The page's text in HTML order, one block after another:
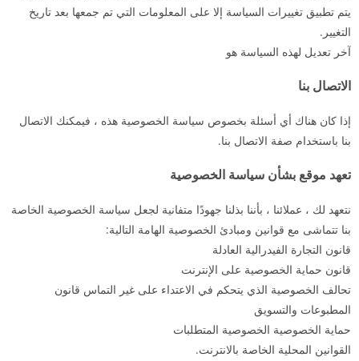
يتم تطبيق تغييرات السياسة إلا على المعلومات التي تم جمعها بعد تاريخ
التغيير.
آخر تعديل لهذه السياسة هو
الاتصال بنا
إذا كان هناك أي أسئلة بخصوص سياسة الخصوصية هذه ، فيمكنك الاتصال
بنا باستخدام صفة الاتصال بنا.
تعهد موقع بشأن سياسة الخصوصية
نتعهد لك ، عملائنا ، بأننا بذلنا جهودًا متفانية لجعل سياسة الخصوصية الخاصة
بنا تتماشى مع قوانين ومبادئ الخصوصية الهامة التالية:
قانون التجارة الفيدرالية العادلة
قانون حماية الخصوصية على الإنترنت
تحالف الخصوصية الذي يتحكم في الاعتداء على غير التماس قانون
المطبوعات والتسويق
حماية الخصوصية الخصوصية المتطلبات
القوانين المحلية الخاصة بالانترنت.